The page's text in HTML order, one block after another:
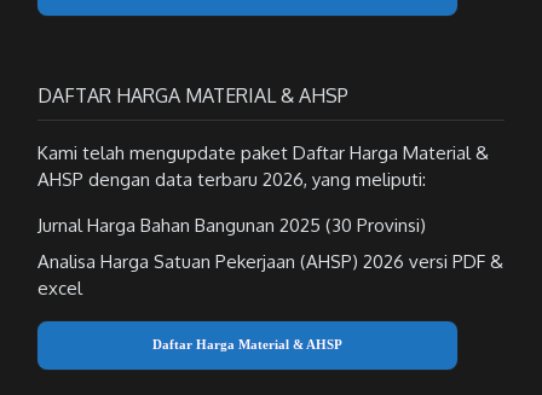
DAFTAR HARGA MATERIAL & AHSP
Kami telah mengupdate paket Daftar Harga Material &
AHSP dengan data terbaru 2026, yang meliputi:
Jurnal Harga Bahan Bangunan 2025 (30 Provinsi)
Analisa Harga Satuan Pekerjaan (AHSP) 2026 versi PDF &
excel
Daftar Harga Material & AHSP